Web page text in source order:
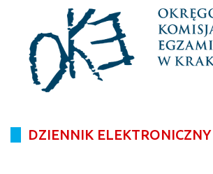
DZIENNIK ELEKTRONICZNY